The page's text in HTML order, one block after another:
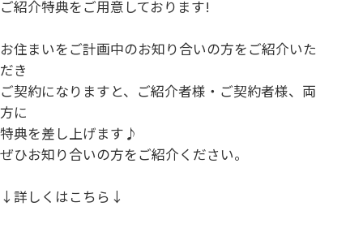
ご紹介特典をご用意しております!
お住まいをご計画中のお知り合いの方をご紹介いた
だき
ご契約になりますと、ご紹介者様・ご契約者様、両
方に
特典を差し上げます♪
ぜひお知り合いの方をご紹介ください。
↓詳しくはこちら↓